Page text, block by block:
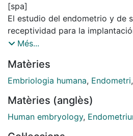
[spa]
El estudio del endometrio y de
receptividad para la
crucial en la evaluación de la
clásico carece de utilidad
la adecuada capacidad del
marcadores de receptividad
una línea de investigación de
Més...
Matèries
Embriologia humana, Endometri,
Matèries (anglès)
Human embryology,